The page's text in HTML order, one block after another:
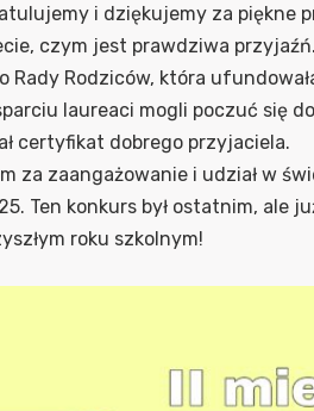
i dziękujemy za piękne
czym jest prawdziwa przyjaźń.
Rady Rodziców, która
laureaci mogli poczuć się
certyfikat dobrego przyjaciela.
za zaangażowanie i udział w
Ten konkurs był ostatnim, ale
roku szkolnym!